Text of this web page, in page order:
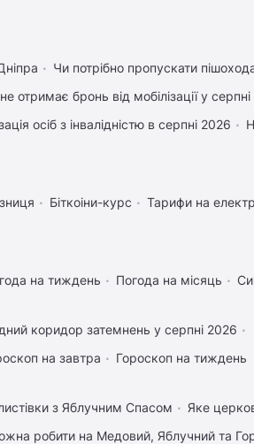
Чи потрібно пропускати
отримає бронь від мобілізації у
осіб з інвалідністю в серпні 2026
Біткоіни-курс
Тарифи на
на тиждень Погода на місяць
коридор затемнень у серпні 2026
на завтра Гороскоп на тиждень
з Яблучним Спасом
Яке
робити на Медовий, Яблучний та